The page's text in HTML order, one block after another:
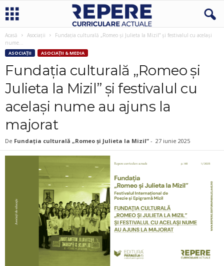
Acasă Asociații
Fundația culturală „Romeo și Julieta la Mizil” și festivalul cu același
nume...
ASOCIAȚII ASOCIAȚII & MEDIA
Fundația culturală „Romeo și
Julieta la Mizil” și festivalul cu
același nume au ajuns la
majorat
De Fundația culturală „Romeo și Julieta la Mizil” - 27 iunie 2025